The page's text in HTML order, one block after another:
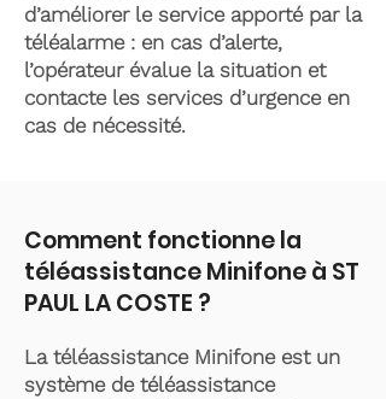
d’améliorer le service apporté par la
téléalarme : en cas d’alerte,
l’opérateur évalue la situation et
contacte les services d’urgence en
cas de nécessité.
Comment fonctionne la
téléassistance Minifone à ST
PAUL LA COSTE ?
La téléassistance Minifone est un
système de téléassistance